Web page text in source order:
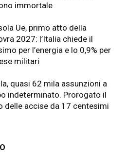
immortale
Ue, primo atto della
2027: l’Italia chiede il
per l’energia e lo 0,9% per
militari
quasi 62 mila assunzioni a
indeterminato. Prorogato il
delle accise da 17 centesimi